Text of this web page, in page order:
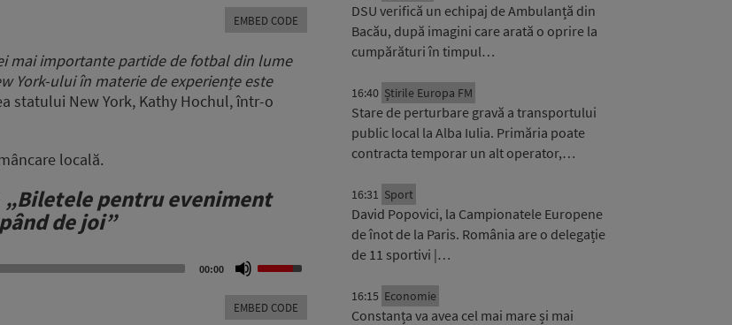
keys
increase
or
decrease
EMBED CODE
mai importante partide de fotbal din lume
York-ului în materie de experiențe este
statului New York, Kathy Hochul, într-o
locală.
„Biletele pentru eveniment
de joi”
00:00
Up/Down
keys
EMBED CODE
DSU verifică un echipaj de Ambulanță din
Bacău, după imagini care arată o oprire la
cumpărături în timpul…
16:40 Știrile Europa FM
Stare de perturbare gravă a transportului
public local la Alba Iulia. Primăria poate
contracta temporar un alt operator,…
16:31 Sport
David Popovici, la Campionatele Europene
de înot de la Paris. România are o delegație
de 11 sportivi |…
16:15 Economie
Constanța va avea cel mai mare și mai